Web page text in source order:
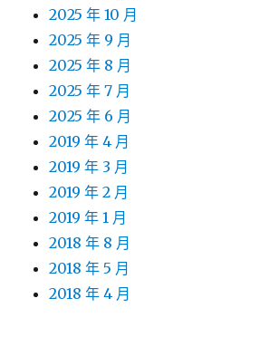
2025 年 10 月
2025 年 9 月
2025 年 8 月
2025 年 7 月
2025 年 6 月
2019 年 4 月
2019 年 3 月
2019 年 2 月
2019 年 1 月
2018 年 8 月
2018 年 5 月
2018 年 4 月